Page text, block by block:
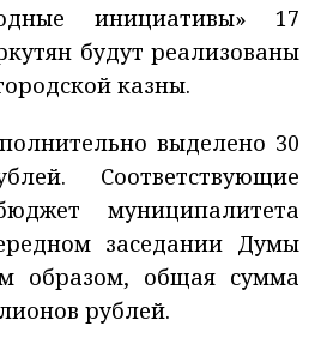
инициативы» 17
будут реализованы
казны.
выделено 30
Соответствующие
муниципалитета
заседании Думы
образом, общая сумма
рублей.